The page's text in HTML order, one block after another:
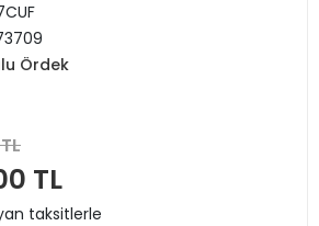
Ördek
TL
taksitlerle